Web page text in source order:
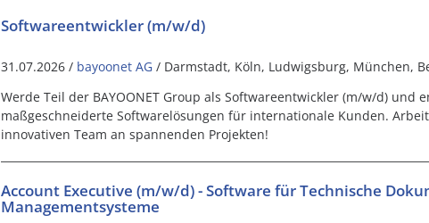
Softwareentwickler (m/w/d)
31.07.2026 / bayoonet AG / Darmstadt, Köln, Ludwigsburg, München,
Werde Teil der BAYOONET Group als Softwareentwickler (m/w/d) und
maßgeschneiderte Softwarelösungen für internationale Kunden.
innovativen Team an spannenden Projekten!
Account Executive (m/w/d) - Software für Technische
Managementsysteme